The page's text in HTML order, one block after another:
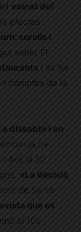
veïnat del
efectes
sorolls i
saber El
i és fer
comptes de la
dissabte i en
i ja ha
fins al 30
«La decisió
de Sarrià-
que es
el 10è